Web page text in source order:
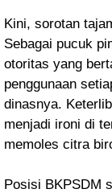
Kini, sorotan
Sebagai pucuk
otoritas yang
penggunaan
dinasnya.
menjadi ironi di
memoles citra
Posisi BKPSDM